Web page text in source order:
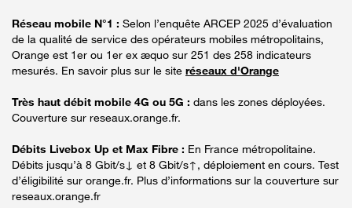
Réseau mobile N°1 : Selon l’enquête ARCEP 2025 d’évaluation
de la qualité de service des opérateurs mobiles métropolitains,
Orange est 1er ou 1er ex æquo sur 251 des 258 indicateurs
mesurés. En savoir plus sur le site réseaux d'Orange
Très haut débit mobile 4G ou 5G : dans les zones déployées.
Couverture sur reseaux.orange.fr.
Débits Livebox Up et Max Fibre : En France métropolitaine.
Débits jusqu’à 8 Gbit/s↓ et 8 Gbit/s↑, déploiement en cours. Test
d’éligibilité sur orange.fr. Plus d’informations sur la couverture sur
reseaux.orange.fr